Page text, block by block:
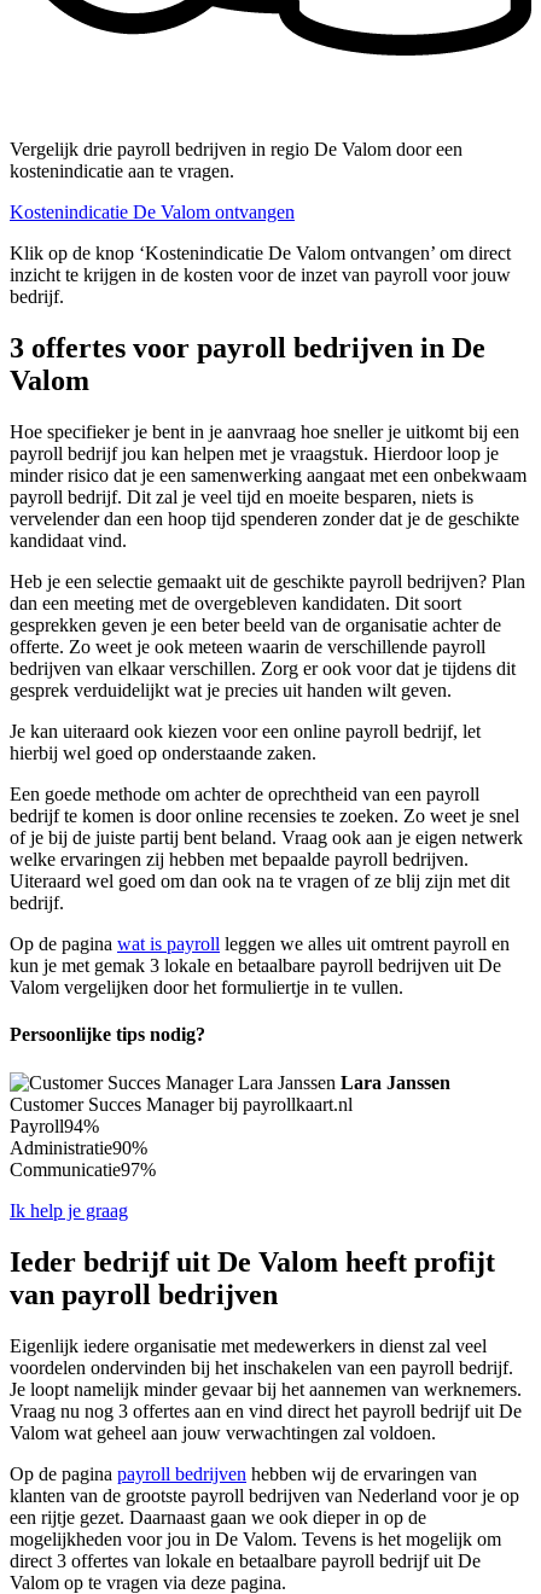
Vergelijk drie payroll bedrijven in regio De Valom door een
kostenindicatie aan te vragen.
Kostenindicatie De Valom ontvangen
Klik op de knop ‘Kostenindicatie De Valom ontvangen’ om direct
inzicht te krijgen in de kosten voor de inzet van payroll voor jouw
bedrijf.
3 offertes voor payroll bedrijven in De
Valom
Hoe specifieker je bent in je aanvraag hoe sneller je uitkomt bij een
payroll bedrijf jou kan helpen met je vraagstuk. Hierdoor loop je
minder risico dat je een samenwerking aangaat met een onbekwaam
payroll bedrijf. Dit zal je veel tijd en moeite besparen, niets is
vervelender dan een hoop tijd spenderen zonder dat je de geschikte
kandidaat vind.
Heb je een selectie gemaakt uit de geschikte payroll bedrijven? Plan
dan een meeting met de overgebleven kandidaten. Dit soort
gesprekken geven je een beter beeld van de organisatie achter de
offerte. Zo weet je ook meteen waarin de verschillende payroll
bedrijven van elkaar verschillen. Zorg er ook voor dat je tijdens dit
gesprek verduidelijkt wat je precies uit handen wilt geven.
Je kan uiteraard ook kiezen voor een online payroll bedrijf, let
hierbij wel goed op onderstaande zaken.
Een goede methode om achter de oprechtheid van een payroll
bedrijf te komen is door online recensies te zoeken. Zo weet je snel
of je bij de juiste partij bent beland. Vraag ook aan je eigen netwerk
welke ervaringen zij hebben met bepaalde payroll bedrijven.
Uiteraard wel goed om dan ook na te vragen of ze blij zijn met dit
bedrijf.
Op de pagina wat is payroll leggen we alles uit omtrent payroll en
kun je met gemak 3 lokale en betaalbare payroll bedrijven uit De
Valom vergelijken door het formuliertje in te vullen.
Persoonlijke tips nodig?
Lara Janssen
Customer Succes Manager bij payrollkaart.nl
Payroll94%
Administratie90%
Communicatie97%
Ik help je graag
Ieder bedrijf uit De Valom heeft profijt
van payroll bedrijven
Eigenlijk iedere organisatie met medewerkers in dienst zal veel
voordelen ondervinden bij het inschakelen van een payroll bedrijf.
Je loopt namelijk minder gevaar bij het aannemen van werknemers.
Vraag nu nog 3 offertes aan en vind direct het payroll bedrijf uit De
Valom wat geheel aan jouw verwachtingen zal voldoen.
Op de pagina payroll bedrijven hebben wij de ervaringen van
klanten van de grootste payroll bedrijven van Nederland voor je op
een rijtje gezet. Daarnaast gaan we ook dieper in op de
mogelijkheden voor jou in De Valom. Tevens is het mogelijk om
direct 3 offertes van lokale en betaalbare payroll bedrijf uit De
Valom op te vragen via deze pagina.